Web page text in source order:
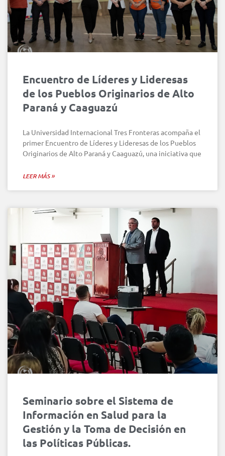
Encuentro de Líderes y Lideresas
de los Pueblos Originarios de Alto
Paraná y Caaguazú
La Universidad Internacional Tres Fronteras acompaña el
primer Encuentro de Líderes y Lideresas de los Pueblos
Originarios de Alto Paraná y Caaguazú, una iniciativa que
LEER MÁS »
Seminario sobre el Sistema de
Información en Salud para la
Gestión y la Toma de Decisión en
las Políticas Públicas.